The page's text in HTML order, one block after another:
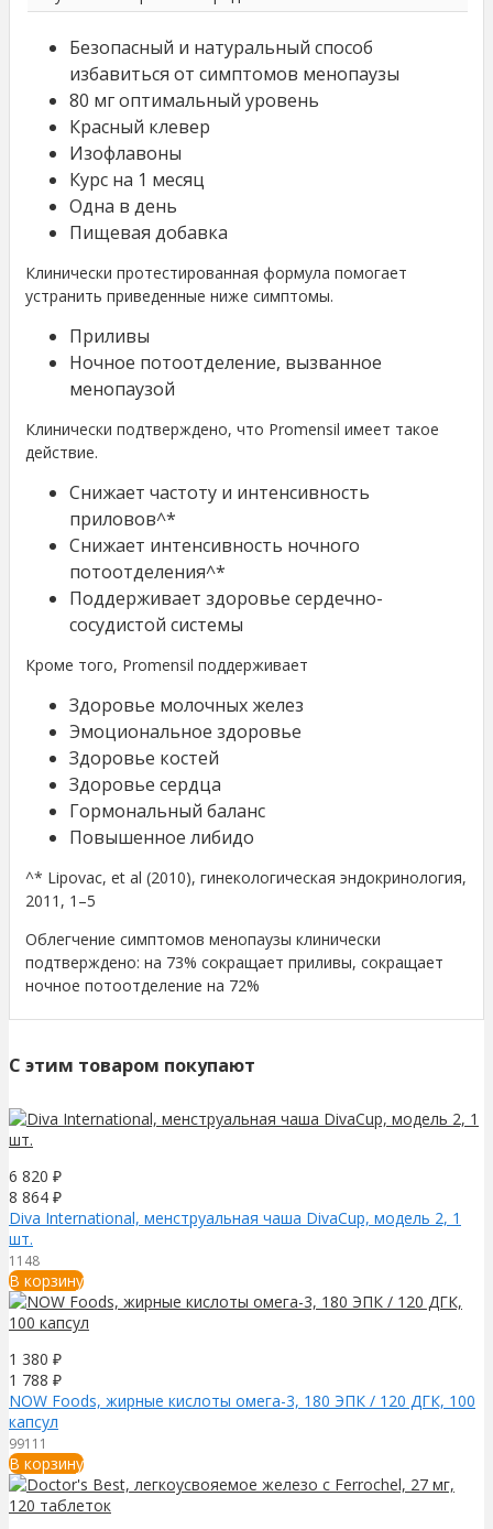
Безопасный и натуральный способ
избавиться от симптомов менопаузы
80 мг оптимальный уровень
Красный клевер
Изофлавоны
Курс на 1 месяц
Одна в день
Пищевая добавка
Клинически протестированная формула помогает
устранить приведенные ниже симптомы.
Приливы
Ночное потоотделение, вызванное
менопаузой
Клинически подтверждено, что Promensil имеет такое
действие.
Снижает частоту и интенсивность
приловов^*
Снижает интенсивность ночного
потоотделения^*
Поддерживает здоровье сердечно-
сосудистой системы
Кроме того, Promensil поддерживает
Здоровье молочных желез
Эмоциональное здоровье
Здоровье костей
Здоровье сердца
Гормональный баланс
Повышенное либидо
^* Lipovac, et al (2010), гинекологическая эндокринология,
2011, 1–5
Облегчение симптомов менопаузы клинически
подтверждено: на 73% сокращает приливы, сокращает
ночное потоотделение на 72%
C этим товаром покупают
6 820 ₽
8 864 ₽
Diva International, менструальная чаша DivaCup, модель 2, 1
шт.
1148
В корзину
1 380 ₽
1 788 ₽
NOW Foods, жирные кислоты омега-3, 180 ЭПК / 120 ДГК, 100
капсул
99111
В корзину